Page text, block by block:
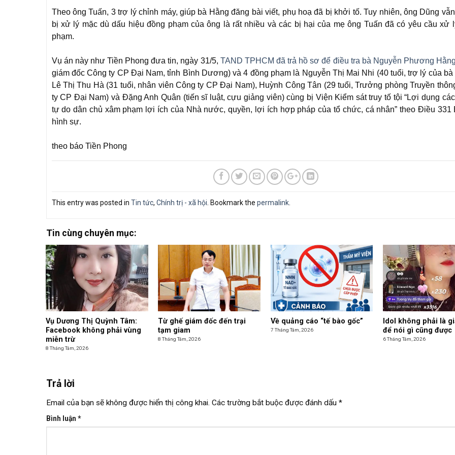
Theo ông Tuấn, 3 trợ lý chỉnh máy, giúp bà Hằng đăng bài viết, phụ hoạ đã bị khởi tố. Tuy nhiên, ông Dũng
bị xử lý mặc dù dấu hiệu đồng phạm của ông là rất nhiều và các bị hại của mẹ ông Tuấn đã có yêu cầu xử
phạm.
Vụ án này như Tiền Phong đưa tin, ngày 31/5, TAND TPHCM đã trả hồ sơ để điều tra bà Nguyễn Phương
giám đốc Công ty CP Đại Nam, tỉnh Bình Dương) và 4 đồng phạm là Nguyễn Thị Mai Nhi (40 tuổi, trợ lý của bà
Lê Thị Thu Hà (31 tuổi, nhân viên Công ty CP Đại Nam), Huỳnh Công Tân (29 tuổi, Trưởng phòng Truyền
ty CP Đại Nam) và Đặng Anh Quân (tiến sĩ luật, cựu giảng viên) cùng bị Viện Kiểm sát truy tố tội “Lợi dụng
tự do dân chủ xâm phạm lợi ích của Nhà nước, quyền, lợi ích hợp pháp của tổ chức, cá nhân” theo Điều 331
hình sự.
theo báo Tiền Phong
This entry was posted in Tin tức, Chính trị - xã hội . Bookmark the permalink.
Tin cùng chuyên mục:
Vụ Dương Thị Quỳnh Tâm:
Facebook không phải vùng
miễn trừ
8 Tháng Tám, 2026
Từ ghế giám đốc đến trại
tạm giam
8 Tháng Tám, 2026
Về quảng cáo “tế bào gốc”
7 Tháng Tám, 2026
Idol không phải là
để nói gì cũng được
6 Tháng Tám, 2026
Trả lời
Email của bạn sẽ không được hiển thị công khai. Các trường bắt buộc được đánh dấu *
Bình luận *